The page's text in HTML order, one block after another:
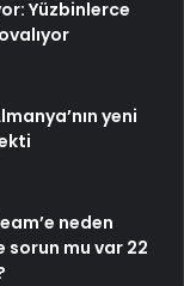
Yüzbinlerce
yeni
neden
sorun mu var 22